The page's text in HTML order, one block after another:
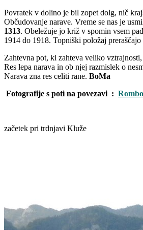
Povratek v dolino je bil zopet dolg, nič
Občudovanje narave. Vreme se nas je
1313. Obeležuje jo križ v spomin vsem
1914 do 1918. Topniški položaj preraščajo
Zahtevna pot, ki zahteva veliko
Res lepa narava in ob njej razmislek o
Narava zna res celiti rane. BoMa
Fotografije s poti na povezavi :
začetek pri trdnjavi Kluže